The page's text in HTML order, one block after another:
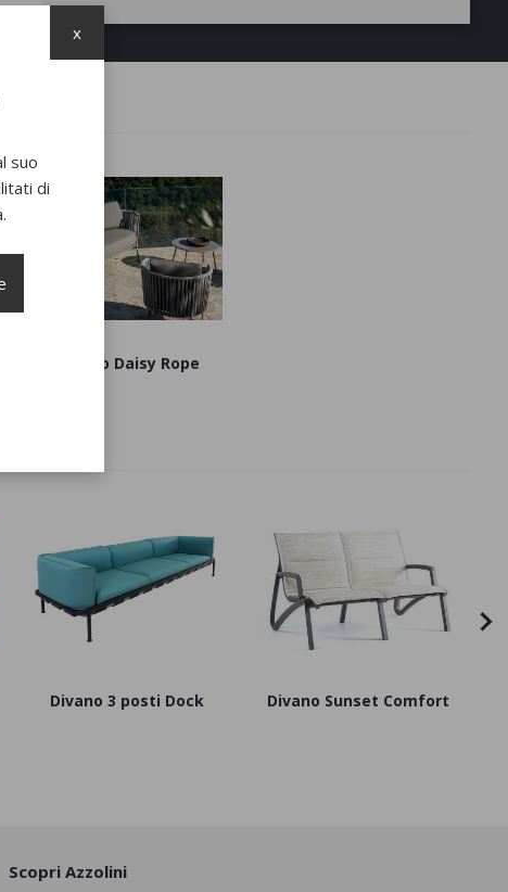
Salotto Daisy Rope
Divano 3 posti Dock Divano Sunset Comfort
Scopri Azzolini
suo
di
x